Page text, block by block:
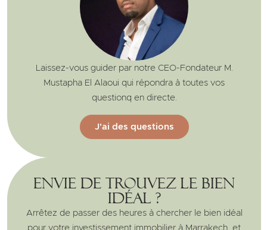
Envie de trouvez le bien
idéal ?
Arrêtez de passer des heures à chercher le bien idéal
pour votre investissement immobilier à Marrakech, et
Laissez-vous guider par notre CEO-Fondateur M.
Mustapha El Alaoui qui répondra à toutes vos
questionq en directe.
J'ai des questions